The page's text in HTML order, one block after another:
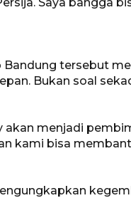
Bandung tersebut
Bukan soal
akan menjadi
kami bisa